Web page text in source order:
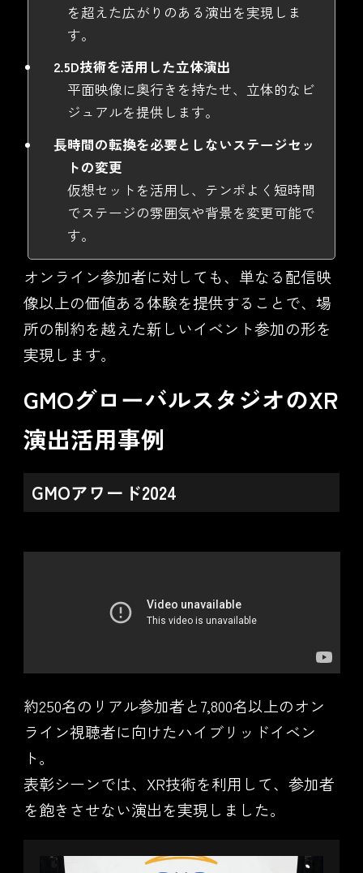
を超えた広がりのある演出を実現しま
す。
2.5D技術を活用した立体演出
平面映像に奥行きを持たせ、立体的なビ
ジュアルを提供します。
長時間の転換を必要としないステージセッ
トの変更
仮想セットを活用し、テンポよく短時間
でステージの雰囲気や背景を変更可能で
す。
オンライン参加者に対しても、単なる配信映
像以上の価値ある体験を提供することで、場
所の制約を越えた新しいイベント参加の形を
実現します。
GMOグローバルスタジオのXR
演出活用事例
GMOアワード2024
約250名のリアル参加者と7,800名以上のオン
ライン視聴者に向けたハイブリッドイベン
ト。
表彰シーンでは、XR技術を利用して、参加者
を飽きさせない演出を実現しました。